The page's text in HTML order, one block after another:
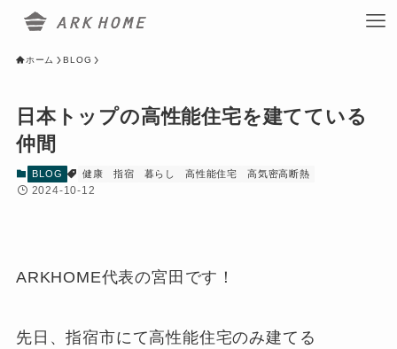
ホーム BLOG
日本トップの高性能住宅を建てている
仲間
BLOG 健康 指宿 暮らし 高性能住宅 高気密高断熱
2024-10-12
ARKHOME代表の宮田です！
先日、指宿市にて高性能住宅のみ建てる